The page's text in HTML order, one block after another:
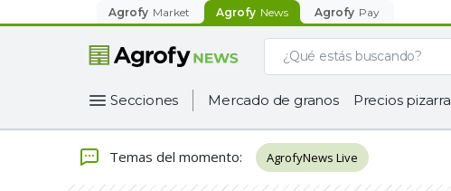
Agrofy Market Agrofy News Agrofy Pay
Secciones Mercado de granos Precios pizarra
Temas del momento: AgrofyNews Live